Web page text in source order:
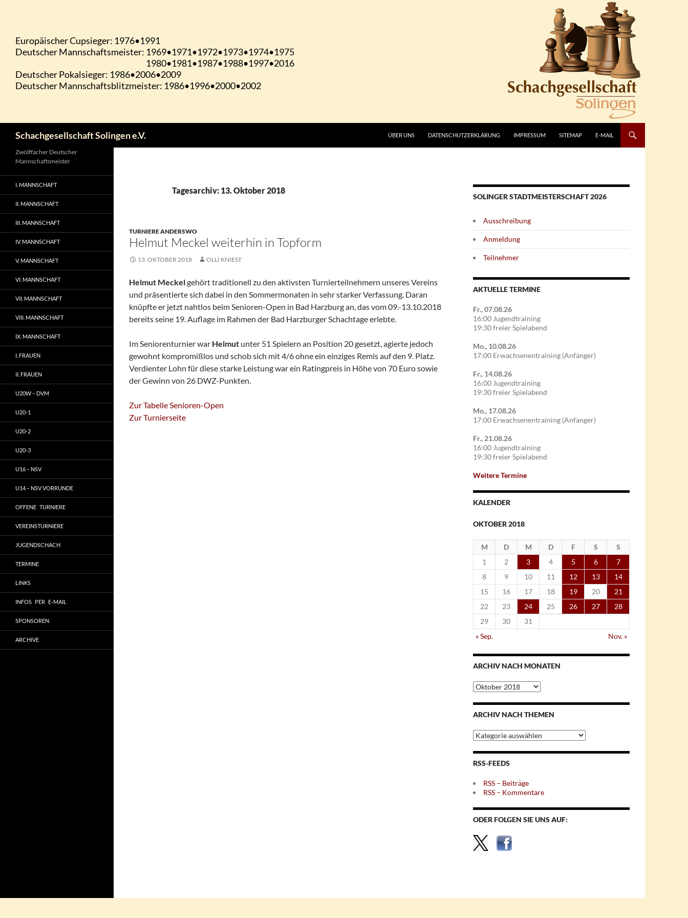
Schachgesellschaft Solingen e.V. ÜBER UNS DATENSCHUTZERKLÄRUNG IMPRESSUM SITEMAP E-MAIL
Tagesarchiv: 13. Oktober 2018
TURNIERE ANDERSWO
Helmut Meckel weiterhin in Topform
13. OKTOBER 2018 OLLI KNIEST
Helmut Meckelgehört traditionell zu den aktivsten Turnierteilnehmern unseres Vereins
und präsentierte sich dabei in den Sommermonaten in sehr starker Verfassung. Daran
knüpfte er jetzt nahtlos beim Senioren-Open in Bad Harzburg an, das vom 09.-13.10.2018
bereits seine 19. Auflage im Rahmen der Bad Harzburger Schachtage erlebte.
Im Seniorenturnier war Helmut unter 51 Spielern an Position 20 gesetzt, agierte jedoch
gewohnt kompromißlos und schob sich mit 4/6 ohne ein einziges Remis auf den 9. Platz.
Verdienter Lohn für diese starke Leistung war ein Ratingpreis in Höhe von 70 Euro sowie
der Gewinn von 26 DWZ-Punkten.
Zur Tabelle Senioren-Open
Zur Turnierseite
SOLINGER STADTMEISTERSCHAFT 2026
Ausschreibung
Anmeldung
Teilnehmer
AKTUELLE TERMINE
Fr., 07.08.26
16:00 Jugendtraining
19:30 freier Spielabend
Mo., 10.08.26
17:00 Erwachsenentraining (Anfänger)
Fr., 14.08.26
16:00 Jugendtraining
19:30 freier Spielabend
Mo., 17.08.26
17:00 Erwachsenentraining (Anfänger)
Fr., 21.08.26
16:00 Jugendtraining
19:30 freier Spielabend
Weitere Termine
KALENDER
OKTOBER 2018
M D M D F S
S
1
2 3 4 5 6
7
8
9 10 11 12 13
14
15
16 17 18 19 20
21
22
23 24 25 26 27
28
29
30
31
« Sep.
Nov. »
ARCHIV NACH MONATEN
Archiv
nach
Monaten
ARCHIV NACH THEMEN
Archiv
nach
Themen
RSS-FEEDS
RSS – Beiträge
RSS – Kommentare
ODER FOLGEN SIE UNS AUF:
Zwölffacher Deutscher
Mannschaftsmeister
I. MANNSCHAFT
II. MANNSCHAFT
III. MANNSCHAFT
IV. MANNSCHAFT
V. MANNSCHAFT
VI. MANNSCHAFT
VII. MANNSCHAFT
VIII. MANNSCHAFT
IX. MANNSCHAFT
I. FRAUEN
II. FRAUEN
U20W – DVM
U20-1
U20-2
U20-3
U16 – NSV
U14 – NSV VORRUNDE
OFFENE TURNIERE
VEREINSTURNIERE
JUGENDSCHACH
TERMINE
LINKS
INFOS PER E-MAIL
SPONSOREN
ARCHIVE